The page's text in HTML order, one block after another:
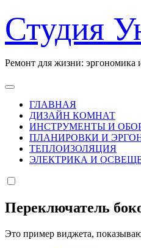
к
содержанию
Студия
Ремонт для жизни: эргономика
ГЛАВНАЯ
ДИЗАЙН КОМНАТ
ИНСТРУМЕНТЫ И
ПЛАНИРОВКИ И
ТЕПЛОИЗОЛЯЦИЯ
ЭЛЕКТРИКА И
Переключатель
Это пример виджета,